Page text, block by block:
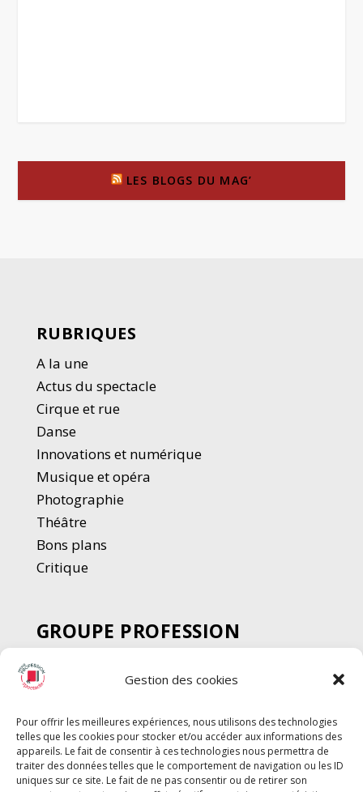
Gestion des cookies
Pour offrir les meilleures expériences, nous utilisons des technologies
telles que les cookies pour stocker et/ou accéder aux informations des
appareils. Le fait de consentir à ces technologies nous permettra de
traiter des données telles que le comportement de navigation ou les ID
uniques sur ce site. Le fait de ne pas consentir ou de retirer son
LES BLOGS DU MAG’
RUBRIQUES
A la une
Actus du spectacle
Cirque et rue
Danse
Innovations et numérique
Musique et opéra
Photographie
Théâtre
Bons plans
Critique
GROUPE PROFESSION
SPECTACLE
Chèque Intermittents
Chèque Compta
Chèque Emploi Spectacle
G-Pods